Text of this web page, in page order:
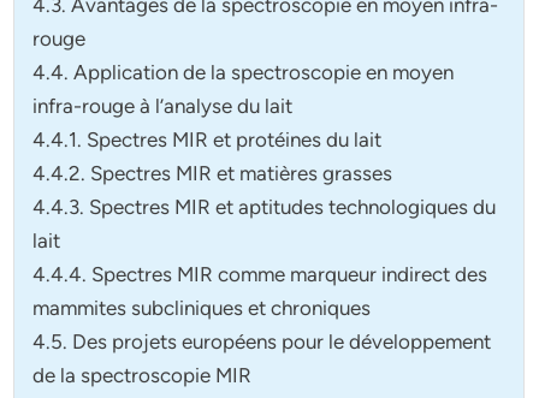
4.3. Avantages de la spectroscopie en moyen infra-
rouge
4.4. Application de la spectroscopie en moyen
infra-rouge à l’analyse du lait
4.4.1. Spectres MIR et protéines du lait
4.4.2. Spectres MIR et matières grasses
4.4.3. Spectres MIR et aptitudes technologiques du
lait
4.4.4. Spectres MIR comme marqueur indirect des
mammites subcliniques et chroniques
4.5. Des projets européens pour le développement
de la spectroscopie MIR